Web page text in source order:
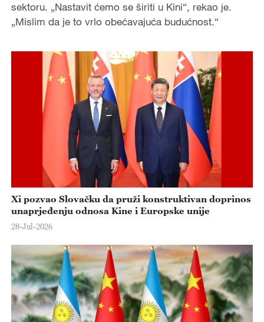
sektoru. „Nastavit ćemo se širiti u Kini“, rekao je.
„Mislim da je to vrlo obećavajuća budućnost.“
Xi pozvao Slovačku da pruži konstruktivan doprinos
unaprjeđenju odnosa Kine i Europske unije
28-Jul-2026